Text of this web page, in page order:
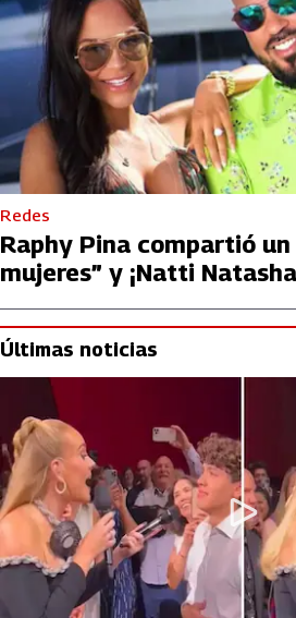
Redes
Raphy Pina compartió un
mujeres” y ¡Natti
Últimas noticias